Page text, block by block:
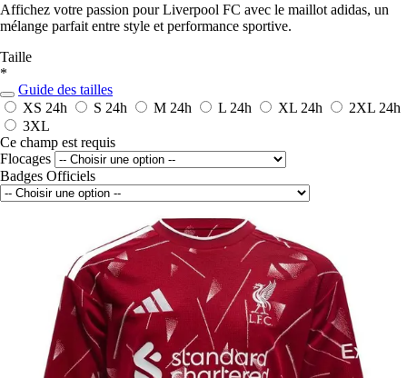
Affichez votre passion pour Liverpool FC avec le maillot adidas, un
mélange parfait entre style et performance sportive.
Taille
*
Guide des tailles
XS 24h S 24h M 24h L 24h XL 24h 2XL 24h
3XL
Ce champ est requis
Flocages
Badges Officiels